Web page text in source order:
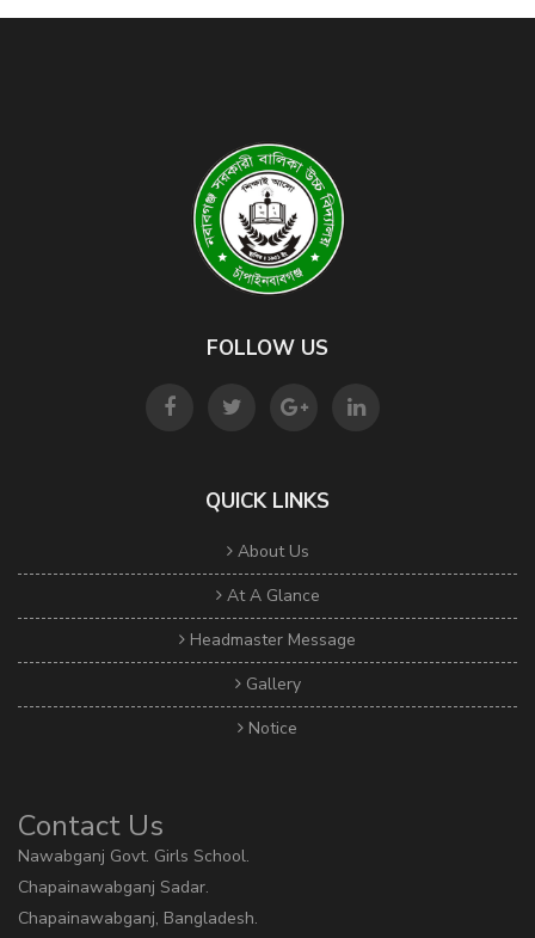
FOLLOW US
QUICK LINKS
About Us
At A Glance
Headmaster Message
Gallery
Notice
Contact Us
Nawabganj Govt. Girls School.
Chapainawabganj Sadar.
Chapainawabganj, Bangladesh.